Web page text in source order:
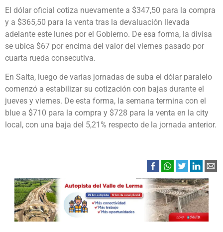
El dólar oficial cotiza nuevamente a $347,50 para la compra
y a $365,50 para la venta tras la devaluación llevada
adelante este lunes por el Gobierno. De esa forma, la divisa
se ubica $67 por encima del valor del viernes pasado por
cuarta rueda consecutiva.
En Salta, luego de varias jornadas de suba el dólar paralelo
comenzó a estabilizar su cotización con bajas durante el
jueves y viernes. De esta forma, la semana termina con el
blue a $710 para la compra y $728 para la venta en la city
local, con una baja del 5,21% respecto de la jornada anterior.